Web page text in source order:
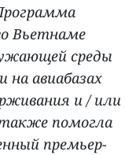
Вьетнаме
среды
на авиабазах
и / или
помогла
премьер-